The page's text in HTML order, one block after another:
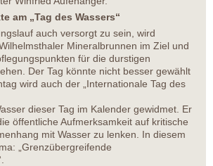
am „Tag des Wassers“
auch versorgt zu sein, wird
Mineralbrunnen im Ziel und
für die durstigen
Der Tag könnte nicht besser gewählt
wird auch der „Internationale Tag des
dieser Tag im Kalender gewidmet. Er
öffentliche Aufmerksamkeit auf kritische
mit Wasser zu lenken. In diesem
„Grenzübergreifende